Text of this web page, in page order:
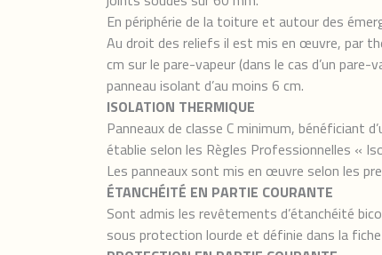
En périphérie de la toiture et autour des
Au droit des reliefs il est mis en œuvre, par
cm sur le pare-vapeur (dans le cas d’un
panneau isolant d’au moins 6 cm.
ISOLATION THERMIQUE
Panneaux de classe C minimum, bénéficiant
établie selon les Règles Professionnelles «
Les panneaux sont mis en œuvre selon les
ÉTANCHÉITÉ EN PARTIE COURANTE
Sont admis les revêtements d’étanchéité
sous protection lourde et définie dans la